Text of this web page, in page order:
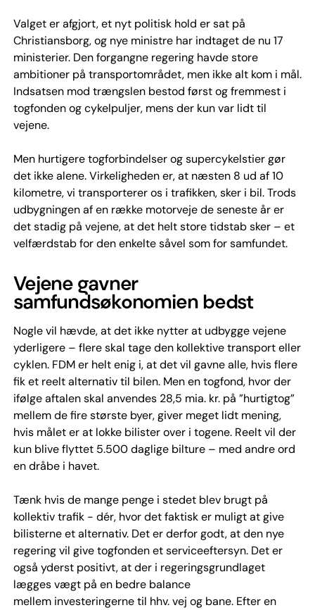
Valget er afgjort, et nyt politisk hold er sat på
Christiansborg, og nye ministre har indtaget de nu 17
ministerier. Den forgangne regering havde store
ambitioner på transportområdet, men ikke alt kom i mål.
Indsatsen mod trængslen bestod først og fremmest i
togfonden og cykelpuljer, mens der kun var lidt til
vejene.
Men hurtigere togforbindelser og supercykelstier gør
det ikke alene. Virkeligheden er, at næsten 8 ud af 10
kilometre, vi transporterer os i trafikken, sker i bil. Trods
udbygningen af en række motorveje de seneste år er
det stadig på vejene, at det helt store tidstab sker – et
velfærdstab for den enkelte såvel som for samfundet.
Vejene gavner
samfundsøkonomien bedst
Nogle vil hævde, at det ikke nytter at udbygge vejene
yderligere – flere skal tage den kollektive transport eller
cyklen. FDM er helt enig i, at det vil gavne alle, hvis flere
fik et reelt alternativ til bilen. Men en togfond, hvor der
ifølge aftalen skal anvendes 28,5 mia. kr. på ”hurtigtog”
mellem de fire største byer, giver meget lidt mening,
hvis målet er at lokke bilister over i togene. Reelt vil der
kun blive flyttet 5.500 daglige bilture – med andre ord
en dråbe i havet.
Tænk hvis de mange penge i stedet blev brugt på
kollektiv trafik - dér, hvor det faktisk er muligt at give
bilisterne et alternativ. Det er derfor godt, at den nye
regering vil give togfonden et serviceeftersyn. Det er
også yderst positivt, at der i regeringsgrundlaget
lægges vægt på en bedre balance
mellem investeringerne til hhv. vej og bane. Efter en